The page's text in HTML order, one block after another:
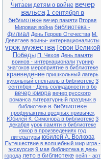
27.04 13-00 Ф№1
Квест-игра «В поисках заветного
клада» (в рамках клуба «Семь Я)
28.04 13-00 Ф№1
Экологический час «Чернобыль.
Год 1986» (35 лет со дня
катастрофы на Чернобыльской
АЭС)
28.04 11-00 ЦБ
Литературный час «Король смеха
Аркадий Аверченко» (140 лет со
дня рождения писателя)
29.04 13-00 Ф№1
Обзор книжной выставки «Они не
должны исчезнуть» (по Красной
книге Приморского края)
Внимание! В связи с продлением
ограничительных мер в
расписании возможны
корректировки. Обращаться по
тел.: 25-1-72
Читаем детям о войне вечер
вальса 1 сентября в
библиотеке вечер памяти Вторая
Мировая война библиотека -
филиал День Героев Отечества М.
Девятаев воины- интернационалисты
урок мужества Герои Великой
Победы П. Чехов День памяти
воинов - интернационали турнир
знатоков мероприятие в библиотеке
краеведение пришкольный лагерь
кукольный спектакль в библиотеке 3
сентября - День солидарности в бо
вечер юмора вечер русского
романса литературный праздник в
библиотеке в библиотеке
профилактика вредных привычек
Юбилей К. Симонова в библиотеке 3
декабря урок памяти в библиотеке
юмор в произведениях год
литературы юбилей А. Волкова
Путешествие в волшебный мир игра -
экскурсия 9 мая библиотека в день
города лето в библиотеке пейп - арт